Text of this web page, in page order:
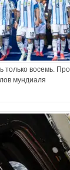
только восемь.
мундиаля